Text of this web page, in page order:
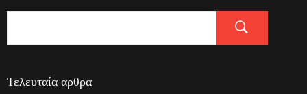
Τελευταία αρθρα